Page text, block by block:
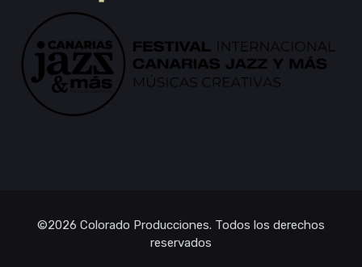
©2026 Colorado Producciones. Todos los derechos
reservados